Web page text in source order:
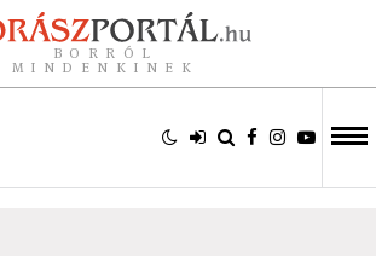
BORRÓL
MINDENKINEK